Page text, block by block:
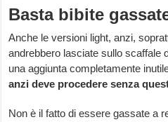
Basta bibite
Anche le versioni light, anzi,
andrebbero lasciate sullo scaffale
una aggiunta completamente
anzi deve procedere senza
Non è il fatto di essere gassate a